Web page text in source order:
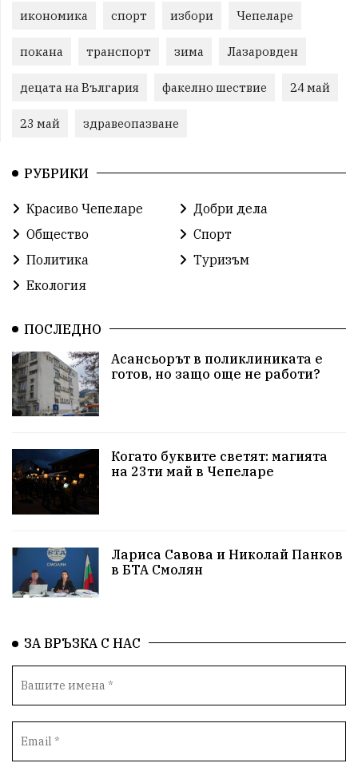
икономика спорт избори Чепеларе
покана транспорт зима Лазаровден
децата на Вългария факелно шествие 24 май
23 май здравеопазване
РУБРИКИ
Красиво Чепеларе
Добри дела
Общество
Спорт
Политика
Туризъм
Екология
ПОСЛЕДНО
Асансьорът в поликлиниката е
готов, но защо още не работи?
Когато буквите светят: магията
на 23ти май в Чепеларе
Лариса Савова и Николай Панков
в БТА Смолян
ЗА ВРЪЗКА С НАС